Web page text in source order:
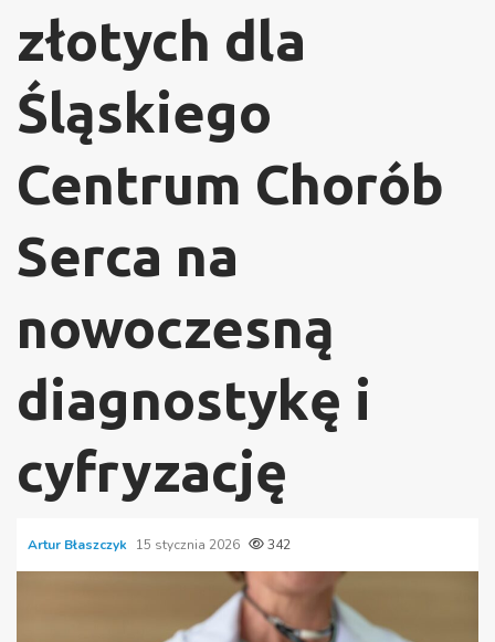
złotych dla
Śląskiego
Centrum Chorób
Serca na
nowoczesną
diagnostykę i
cyfryzację
Artur Błaszczyk 15 stycznia 2026 342